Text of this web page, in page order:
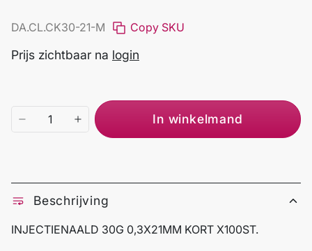
DA.CL.CK30-21-M Copy SKU
Prijs zichtbaar na login
In winkelmand
Beschrijving
INJECTIENAALD 30G 0,3X21MM KORT X100ST.